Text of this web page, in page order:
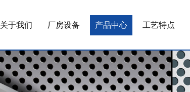
关于我们 厂房设备 产品中心 工艺特点